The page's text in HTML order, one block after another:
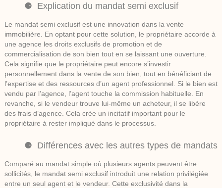
Explication du mandat semi exclusif
Le mandat semi exclusif est une innovation dans la vente
immobilière. En optant pour cette solution, le propriétaire accorde à
une agence les droits exclusifs de promotion et de
commercialisation de son bien tout en se laissant une ouverture.
Cela signifie que le propriétaire peut encore s’investir
personnellement dans la vente de son bien, tout en bénéficiant de
l’expertise et des ressources d’un agent professionnel. Si le bien est
vendu par l’agence, l’agent touche la commission habituelle. En
revanche, si le vendeur trouve lui-même un acheteur, il se libère
des frais d’agence. Cela crée un incitatif important pour le
propriétaire à rester impliqué dans le processus.
Différences avec les autres types de mandats
Comparé au mandat simple où plusieurs agents peuvent être
sollicités, le mandat semi exclusif introduit une relation privilégiée
entre un seul agent et le vendeur. Cette exclusivité dans la